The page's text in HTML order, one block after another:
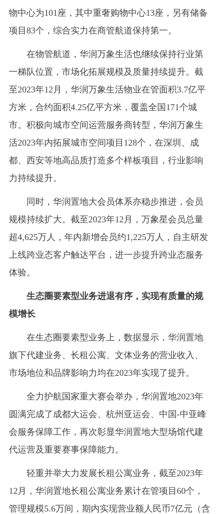
物中心为101座，其中重奢购物中心13座，另有储备
项目83个，综合实力在商管航道保持第一。
在物管航道，华润万象生活也继续保持行业第
一梯队位置，市场化拓展规模及质量持续提升。截
至2023年12月，华润万象生活物业在管面积3.7亿平
方米，合约面积4.25亿平方米，覆盖全国171个城
市。积极向城市空间运营服务商转型，华润万象生
活2023年内拓展城市空间项目128个，在深圳、成
都、西安等地高品质打造多个样板项目，行业影响
力持续提升。
同时，华润置地大会员体系亦稳步推进，会员
规模持续扩大。截至2023年12月，万象星会员总量
超4,625万人，年内新增会员约1,225万人，自主研发
上线跨业态客户触达平台，进一步提升跨业态服务
体验。
生态圈要素型业务进退有序，实现有质量的规
模增长
在生态圈要素型业务上，数据显示，华润置地
旗下代建业务、长租公寓、文体业务的营业收入、
市场地位和品牌影响力均在2023年实现了提升。
全力护航国家重大赛会举办，华润置地2023年
圆满完成了成都大运会、杭州亚运会、中国-中亚峰
会服务保障工作，再次彰显华润置地大型场馆代建
代运营及重要赛事保障能力。
轻重并举大力发展长租公寓业务，截至2023年
12月，华润置地长租公寓业务累计在管项目60个，
管理规模5.6万间，期内实现营业额人民币7亿元（含